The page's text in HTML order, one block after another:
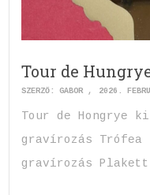
Tour de
SZERZŐ:GABOR 2026.
Tour de Hongrye
gravírozás
gravírozás